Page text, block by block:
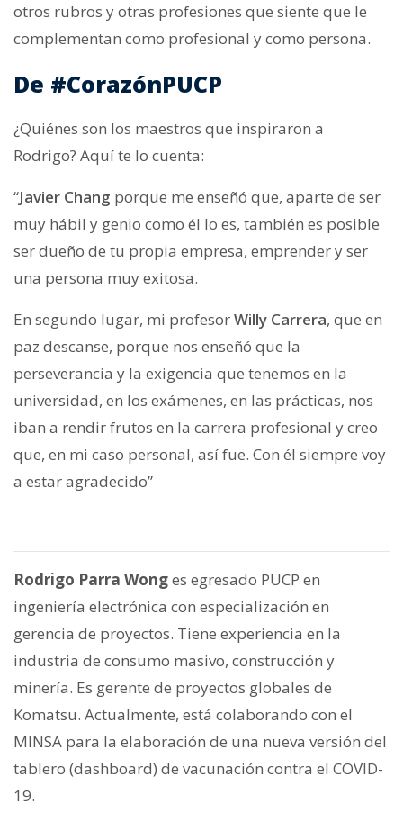
otros rubros y otras profesiones que siente que le
complementan como profesional y como persona.
De #CorazónPUCP
¿Quiénes son los maestros que inspiraron a
Rodrigo? Aquí te lo cuenta:
“Javier Chang porque me enseñó que, aparte de ser
muy hábil y genio como él lo es, también es posible
ser dueño de tu propia empresa, emprender y ser
una persona muy exitosa.
En segundo lugar, mi profesorWilly Carrera, que en
paz descanse, porque nos enseñó que la
perseverancia y la exigencia que tenemos en la
universidad, en los exámenes, en las prácticas, nos
iban a rendir frutos en la carrera profesional y creo
que, en mi caso personal, así fue. Con él siempre voy
a estar agradecido”
Rodrigo Parra Wonges egresado PUCP en
ingeniería electrónica con especialización en
gerencia de proyectos. Tiene experiencia en la
industria de consumo masivo, construcción y
minería. Es gerente de proyectos globales de
Komatsu. Actualmente, está colaborando con el
MINSA para la elaboración de una nueva versión del
tablero (dashboard) de vacunación contra el COVID-
19.